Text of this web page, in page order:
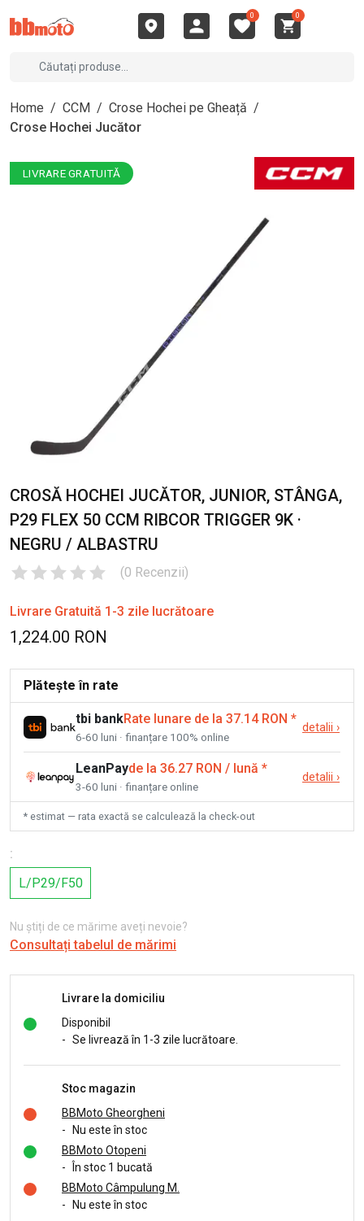
0 0
Home / CCM / Crose Hochei pe Gheață /
Crose Hochei Jucător
LIVRARE GRATUITĂ
CROSĂ HOCHEI JUCĂTOR, JUNIOR, STÂNGA,
P29 FLEX 50 CCM RIBCOR TRIGGER 9K ·
NEGRU / ALBASTRU
(0 Recenzii)
Livrare Gratuită 1-3 zile lucrătoare
1,224.00 RON
Plătește în rate
tbi bankRate lunare de la 37.14 RON *
6-60 luni · finanțare 100% online
detalii ›
LeanPayde la 36.27 RON / lună *
3-60 luni · finanțare online
detalii ›
* estimat — rata exactă se calculează la check-out
:
L/P29/F50
Nu știți de ce mărime aveți nevoie?
Consultați tabelul de mărimi
Livrare la domiciliu
Disponibil
- Se livrează în 1-3 zile lucrătoare.
Stoc magazin
BBMoto Gheorgheni
-
Nu este în stoc
BBMoto Otopeni
-
În stoc 1 bucată
BBMoto Câmpulung M.
-
Nu este în stoc